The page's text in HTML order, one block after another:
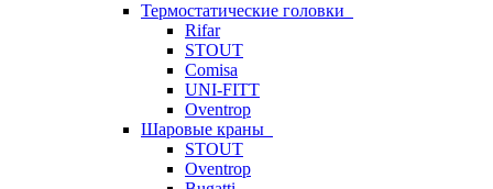
Термостатические головки
Rifar
STOUT
Comisa
UNI-FITT
Oventrop
Шаровые краны
STOUT
Oventrop